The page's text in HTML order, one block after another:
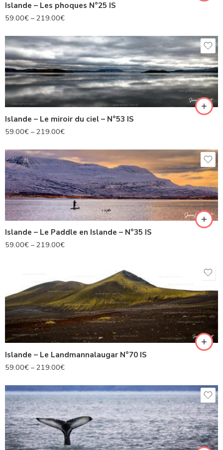
Islande – Les phoques N°25 IS
59.00€ –219.00€
Islande – Le miroir du ciel – N°53 IS
59.00€ –219.00€
Islande – Le Paddle en Islande – N°35 IS
59.00€ –219.00€
Islande – Le Landmannalaugar N°70 IS
59.00€ –219.00€